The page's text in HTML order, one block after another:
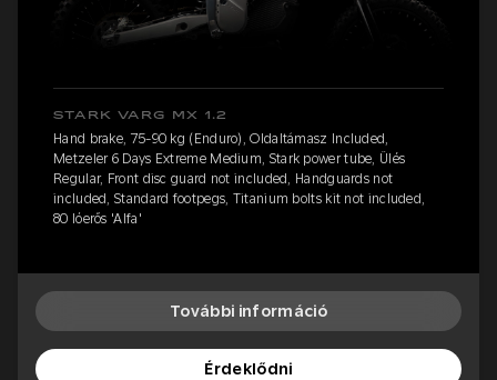
STARK VARG MX 1.2
Hand brake, 75-90 kg (Enduro), Oldaltámasz Included,
Metzeler 6 Days Extreme Medium, Stark power tube, Ülés
Regular, Front disc guard not included, Handguards not
included, Standard footpegs, Titanium bolts kit not included,
80 lóerős 'Alfa'
További információ
Érdeklődni